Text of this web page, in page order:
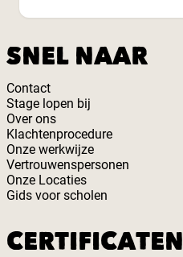
SNEL NAAR
Contact
Stage lopen bij
Over ons
Klachtenprocedure
Onze werkwijze
Vertrouwenspersonen
Onze Locaties
Gids voor scholen
CERTIFICATEN